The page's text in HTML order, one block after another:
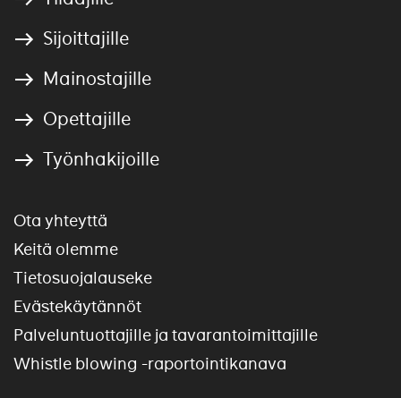
Sijoittajille
Mainostajille
Opettajille
Työnhakijoille
Ota yhteyttä
Keitä olemme
Tietosuojalauseke
Evästekäytännöt
Palveluntuottajille ja tavarantoimittajille
Whistle blowing -raportointikanava